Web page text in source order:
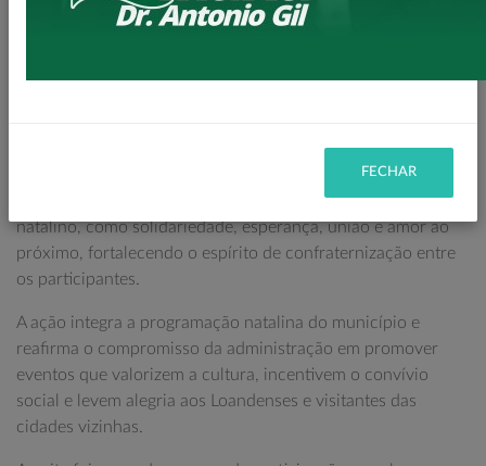
Busca de um Presente de Natal”, proporcionando à
A apresentação destacou valores essenciais do período
natalino, como solidariedade, esperança, união e amor ao
próximo, fortalecendo o espírito de confraternização entre
os participantes.
A ação integra a programação natalina do município e
reafirma o compromisso da administração em promover
eventos que valorizem a cultura, incentivem o convívio
social e levem alegria aos Loandenses e visitantes das
cidades vizinhas.
FECHAR